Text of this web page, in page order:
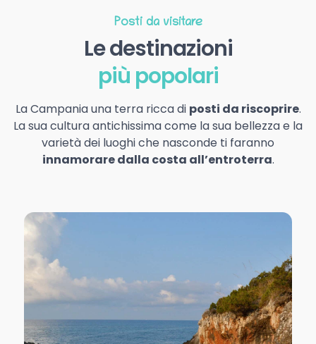
Posti da visitare
Le destinazioni
più popolari
La Campania una terra ricca di posti da riscoprire.
La sua cultura antichissima come la sua bellezza e la
varietà dei luoghi che nasconde ti faranno
innamorare dalla costa all’entroterra.